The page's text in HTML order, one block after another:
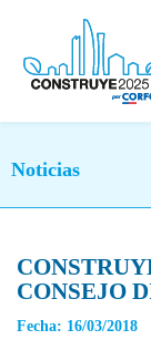
Noticias
CONSEJO
Fecha: 16/03/2018